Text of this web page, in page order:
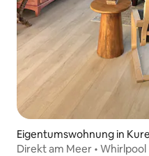
Eigentumswohnung in
Direkt am Meer •